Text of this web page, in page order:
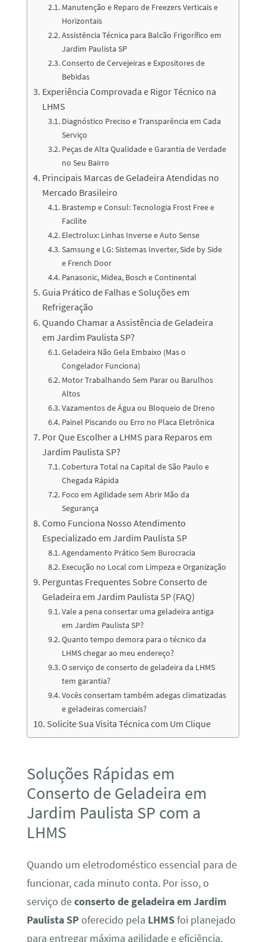
Manutenção e Reparo de Freezers Verticais e
Horizontais
Assistência Técnica para Balcão Frigorífico em
Jardim Paulista SP
Conserto de Cervejeiras e Expositores de
Bebidas
Experiência Comprovada e Rigor Técnico na
LHMS
Diagnóstico Preciso e Transparência em Cada
Serviço
Peças de Alta Qualidade e Garantia de Verdade
no Seu Bairro
Principais Marcas de Geladeira Atendidas no
Mercado Brasileiro
Brastemp e Consul: Tecnologia Frost Free e
Facilite
Electrolux: Linhas Inverse e Auto Sense
Samsung e LG: Sistemas Inverter, Side by Side
e French Door
Panasonic, Midea, Bosch e Continental
Guia Prático de Falhas e Soluções em
Refrigeração
Quando Chamar a Assistência de Geladeira
em Jardim Paulista SP?
Geladeira Não Gela Embaixo (Mas o
Congelador Funciona)
Motor Trabalhando Sem Parar ou Barulhos
Altos
Vazamentos de Água ou Bloqueio de Dreno
Painel Piscando ou Erro no Placa Eletrônica
Por Que Escolher a LHMS para Reparos em
Jardim Paulista SP?
Cobertura Total na Capital de São Paulo e
Chegada Rápida
Foco em Agilidade sem Abrir Mão da
Segurança
Como Funciona Nosso Atendimento
Especializado em Jardim Paulista SP
Agendamento Prático Sem Burocracia
Execução no Local com Limpeza e Organização
Perguntas Frequentes Sobre Conserto de
Geladeira em Jardim Paulista SP (FAQ)
Vale a pena consertar uma geladeira antiga
em Jardim Paulista SP?
Quanto tempo demora para o técnico da
LHMS chegar ao meu endereço?
O serviço de conserto de geladeira da LHMS
tem garantia?
Vocês consertam também adegas climatizadas
e geladeiras comerciais?
Solicite Sua Visita Técnica com Um Clique
Soluções Rápidas em
Conserto de Geladeira em
Jardim Paulista SP com a
LHMS
Quando um eletrodoméstico essencial para de
funcionar, cada minuto conta. Por isso, o
serviço deconserto de geladeira em Jardim
Paulista SP oferecido pela LHMSfoi planejado
para entregar máxima agilidade e eficiência.